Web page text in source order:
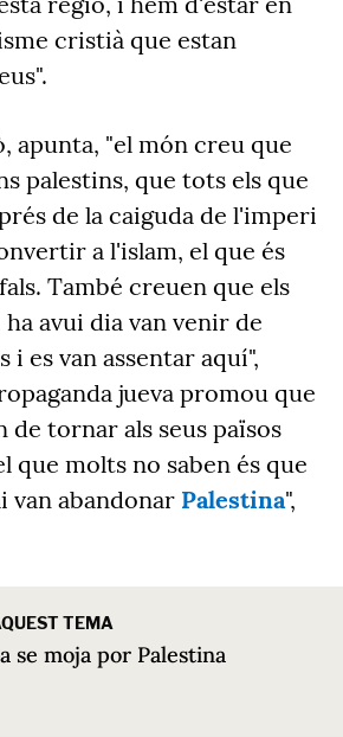
cristià que estan
apunta, "el món creu que
palestins, que tots els que
de la caiguda de l'imperi
a l'islam, el que és
També creuen que els
avui dia van venir de
i es van assentar aquí",
jueva promou que
de tornar als seus països
que molts no saben és que
van abandonar Palestina",
TEMA
se moja por Palestina